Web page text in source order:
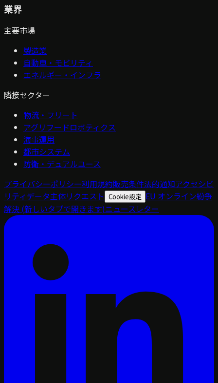
業界
主要市場
製造業
自動車・モビリティ
エネルギー・インフラ
隣接セクター
物流・フリート
アグリフードロボティクス
海事運用
都市システム
防衛・デュアルユース
プライバシーポリシー利用規約販売条件法的通知アクセシビ
リティデータ主体リクエスト Cookie設定 EU オンライン紛争
解決 (新しいタブで開きます)ニュースレター